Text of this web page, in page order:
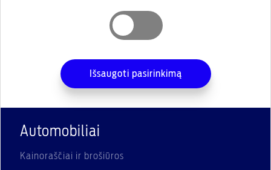
Išsaugoti pasirinkimą
Automobiliai
Kainoraščiai ir brošiūros